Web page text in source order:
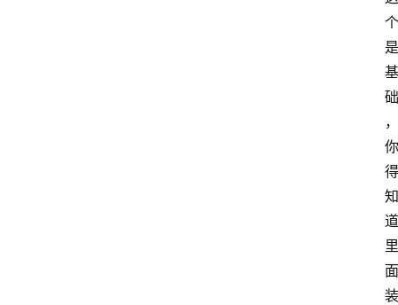
个
是
基
础
，
你
得
知
道
里
面
装